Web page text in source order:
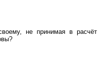
не принимая в расчёт